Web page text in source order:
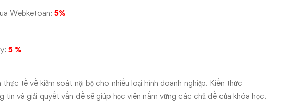
Webketoan: 5%
5 %
thực tế về kiểm soát nội bộ cho nhiều loại hình doanh nghiệp. Kiến thức
tin và giải quyết vấn đề sẽ giúp học viên nắm vững các chủ đề của khóa học.